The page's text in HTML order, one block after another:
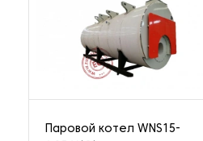
Паровой котел WNS15-